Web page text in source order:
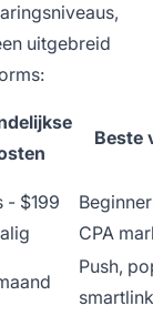
uitgebreid
Beste
- $199
CPA
Push,